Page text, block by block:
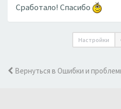
Сработало! Спасибо
Настройки
Вернуться в Ошибки и